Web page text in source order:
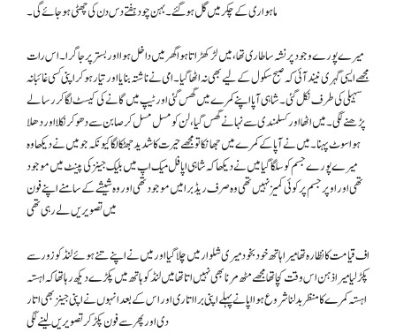
ماہواری کے چکر میں گل ہو گئے۔ بہن چود ہفتے دس دن کی چھٹی ہو جائے گی۔
میرے پورے وجود پر نشہ سا طاری تھا، میں لڑکھڑاتا ہو اگھر میں داخل ہوا اور بستر پر جا گرا۔ اس رات
مجھے ایسی گہری نیند آئی کہ صبح سکول کے لیے بھی نہ اٹھا گیا۔ امی نے ناشتہ بنایا اور تیار ہو کر اپنی کسی غائبانہ
سہیلی کی طرف نکل گئی۔ شاہی آپا اپنے کمرے میں گھس گئی اور ٹیپ میں گانے کی کیسٹ لگا کر رسالے
پڑھنے لگی۔ میں اٹھا اور کسلمندی سے نہانے گھس گیا، لن کو مسل مسل کر صابن سے دھو کر نکلا اور دھلا
ہو اسوٹ پہنا۔ میں نے آپا کے کمرے میں جھانکا تومجھے حیرت کا شدید جھٹکا لگا کیونکہ جو میں نے دیکھا وہ
میرے پورے جسم کو سلگا گیا میں نے دیکھا کہ شاہی اپا فل میک اپ میں بلیک جینز کی پینٹ میں موجود
تھی اور اوپر جسم پر کوئی کمیز نہیں تھی وہ صرف ریڈ برا میں موجود تھی اور وہ شیشے کے سامنے اپنے فون
میں تصویریں لے رہی تھی
اف قیامت کا نظارہ تھا میرا ہاتھ خود بخود میری شلوار میں چلا گیا اور میں نے اپنے تنے ہوئے لنڈ کو زور سے
پکڑ لیا میرا ذہن اس وقت کچا تھا مجھے مٹھ مرنا بھی نہیں اتا تھا میں لنڈ کو ہاتھ میں پکڑے دیکھ رہا تھا کہ اہستہ
اہستہ کمرے کا منظر بدلنا شروع ہوا اپا نے پہلے اپنی برا اتاری اور اس کے بعد انہوں نے اپنی جینز بھی اتار
دی اور پھر سے فون پکڑ کر تصویریں لینے لگی